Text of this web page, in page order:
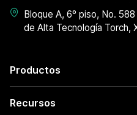
Productos
Recursos
Bloque A, 6º piso, No.
de Alta Tecnología Torch,